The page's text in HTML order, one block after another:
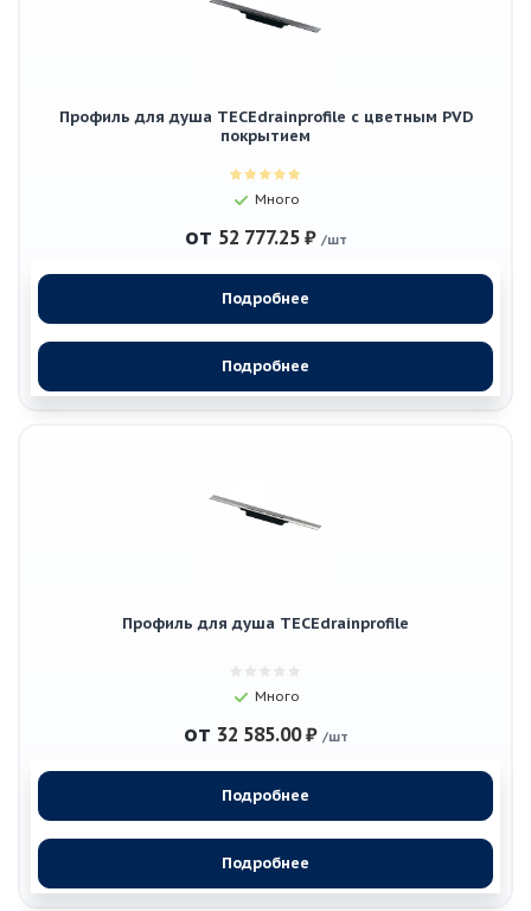
Профиль для душа TECEdrainprofile с цветным PVD
покрытием
Много
от 52 777.25 ₽ /шт
Подробнее
Подробнее
Профиль для душа TECEdrainprofile
Много
от 32 585.00 ₽ /шт
Подробнее
Подробнее